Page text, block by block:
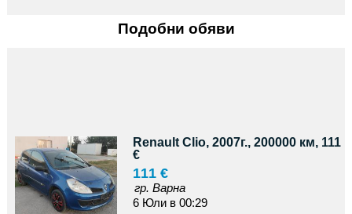
Подобни обяви
Renault Clio, 2007г., 200000 км, 111
€
111 €
гр. Варна
6 Юли в 00:29